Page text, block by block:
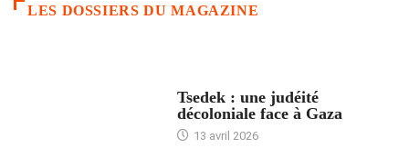
LES DOSSIERS DU MAGAZINE
Tsedek : une judéité
décoloniale face à Gaza
13 avril 2026